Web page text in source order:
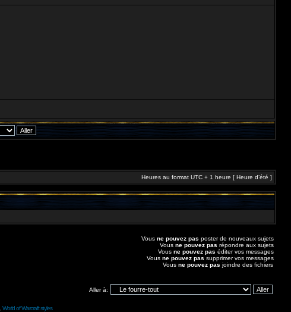
Heures au format UTC + 1 heure [ Heure d’été ]
Vous ne pouvez pas poster de nouveaux sujets
Vous ne pouvez pas répondre aux sujets
Vous ne pouvez pas éditer vos messages
Vous ne pouvez pas supprimer vos messages
Vous ne pouvez pas joindre des fichiers
Aller à:
World of Warcraft styles